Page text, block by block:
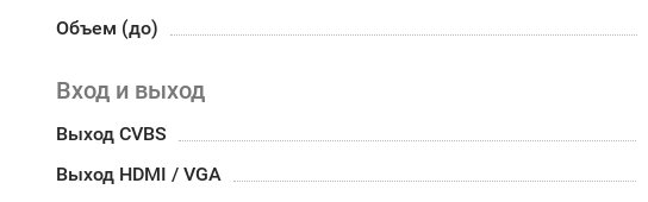
Объем (до)
Вход и выход
Выход CVBS
Выход HDMI / VGA